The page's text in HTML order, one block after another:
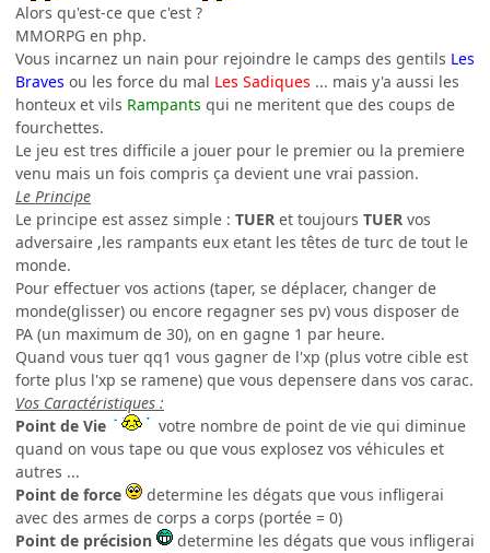
Alors qu'est-ce que c'est ?
MMORPG en php.
Vous incarnez un nain pour rejoindre le camps des gentils Les
Braves ou les force du mal Les Sadiques ... mais y'a aussi les
honteux et vils Rampants qui ne meritent que des coups de
fourchettes.
Le jeu est tres difficile a jouer pour le premier ou la premiere
venu mais un fois compris ça devient une vrai passion.
Le Principe
Le principe est assez simple : TUER et toujours TUER vos
adversaire ,les rampants eux etant les têtes de turc de tout le
monde.
Pour effectuer vos actions (taper, se déplacer, changer de
monde(glisser) ou encore regagner ses pv) vous disposer de
PA (un maximum de 30), on en gagne 1 par heure.
Quand vous tuer qq1 vous gagner de l'xp (plus votre cible est
forte plus l'xp se ramene) que vous depensere dans vos carac.
Vos Caractéristiques :
Point de Vie
votre nombre de point de vie qui diminue
quand on vous tape ou que vous explosez vos véhicules et
autres ...
Point de force
determine les dégats que vous infligerai
avec des armes de corps a corps (portée = 0)
Point de précision
determine les dégats que vous infligerai